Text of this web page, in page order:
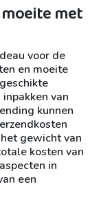
met
voor de
en moeite
van
kunnen
gewicht van
kosten van
in
een